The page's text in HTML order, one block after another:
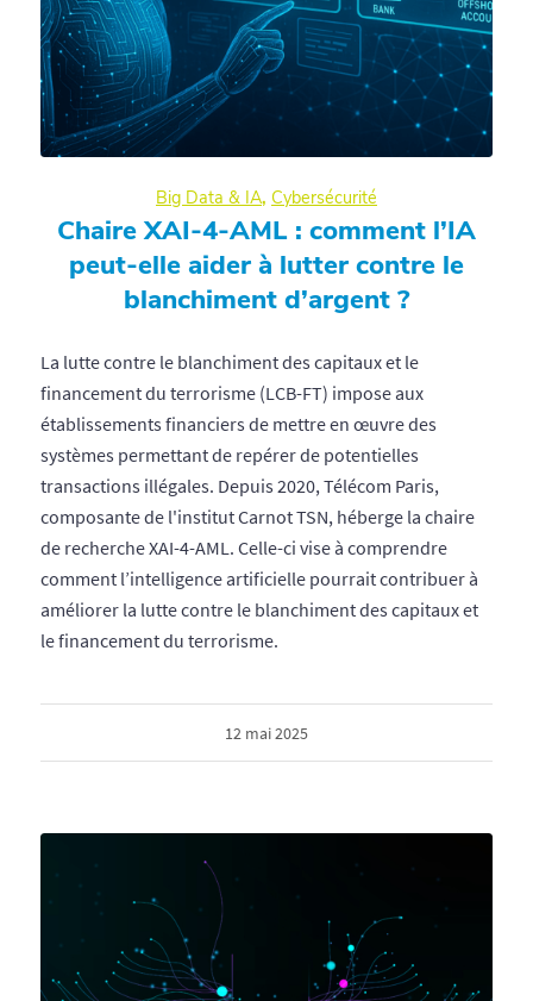
Big Data & IA, Cybersécurité
Chaire XAI-4-AML : comment l’IA
peut-elle aider à lutter contre le
blanchiment d’argent ?
La lutte contre le blanchiment des capitaux et le
financement du terrorisme (LCB-FT) impose aux
établissements financiers de mettre en œuvre des
systèmes permettant de repérer de potentielles
transactions illégales. Depuis 2020, Télécom Paris,
composante de l'institut Carnot TSN, héberge la chaire
de recherche XAI-4-AML. Celle-ci vise à comprendre
comment l’intelligence artificielle pourrait contribuer à
améliorer la lutte contre le blanchiment des capitaux et
le financement du terrorisme.
12 mai 2025